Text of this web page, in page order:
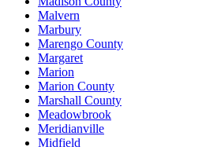
Malvern
Marbury
Marengo County
Margaret
Marion
Marion County
Marshall County
Meadowbrook
Meridianville
Midfield